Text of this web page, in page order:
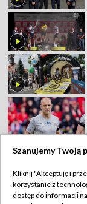
Szanujemy Twoją
Kliknij "Akceptuję i
korzystanie z
dostęp do informacji